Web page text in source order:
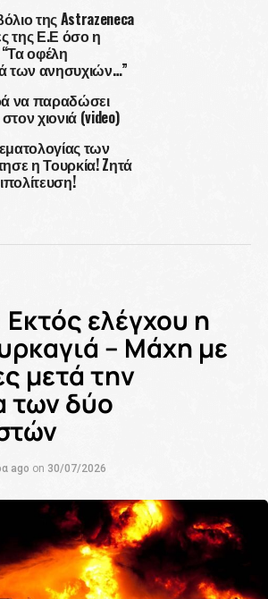
της Astrazeneca
της Ε.Ε όσο η
οφέλη
των ανησυχιών…”
να παραδώσει
χιονιά (video)
των
η Τουρκία! Zητά
ελέγχου η
– Μάχη με
μετά την
των δύο
ago on 30/07/2026